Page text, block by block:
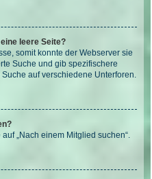
leere Seite?
somit konnte der Webserver sie
Suche und gib spezifischere
auf verschiedene Unterforen.
„Nach einem Mitglied suchen“.